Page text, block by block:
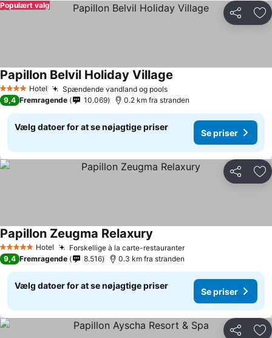
Del
Populært valg
4 StjernerHotel Spændende vandland og pools
Papillon Belvil Holiday Village
9,4 Fremragende 10.069 0.2 km fra stranden
Vælg datoer for at se nøjagtige priser
Se priser
Del
5 Stjerner Hotel Forskellige à la carte-restauranter
Papillon Zeugma Relaxury
9,4 Fremragende 8.516 0.3 km fra stranden
Vælg datoer for at se nøjagtige priser
Se priser
Del